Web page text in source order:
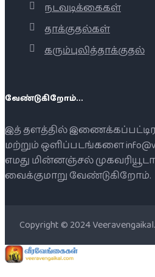
நடவடிக்கைகள்
தாக்குதல்கள்
கரும்புலித்தாக்குதல்
வேண்டுகிறோம்...
இத் தளத்தில்
மற்றும் ஒளிப்படங்களை
எமது மின்னஞ்சல்
வைக்குமாறு வேண்டுகிறோம்.
Copyright © 2024